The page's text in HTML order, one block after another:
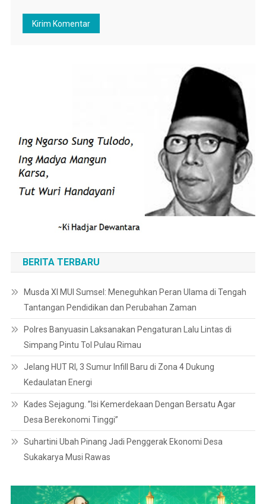
BERITA TERBARU
Musda XI MUI Sumsel: Meneguhkan Peran Ulama di Tengah
Tantangan Pendidikan dan Perubahan Zaman
Polres Banyuasin Laksanakan Pengaturan Lalu Lintas di
Simpang Pintu Tol Pulau Rimau
Jelang HUT RI, 3 Sumur Infill Baru di Zona 4 Dukung
Kedaulatan Energi
Kades Sejagung. ”Isi Kemerdekaan Dengan Bersatu Agar
Desa Berekonomi Tinggi”
Suhartini Ubah Pinang Jadi Penggerak Ekonomi Desa
Sukakarya Musi Rawas